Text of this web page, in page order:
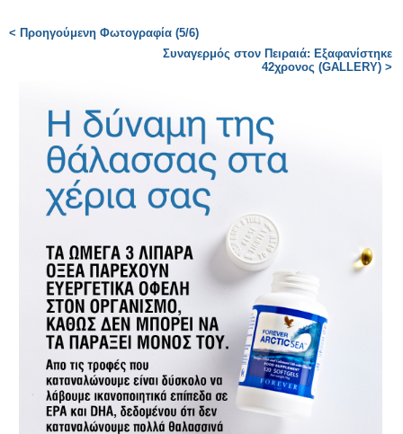
< Προηγούμενη Φωτογραφία (5/6)
Συναγερμός στον Πειραιά: Εξαφανίστηκε
42χρονος (GALLERY) >